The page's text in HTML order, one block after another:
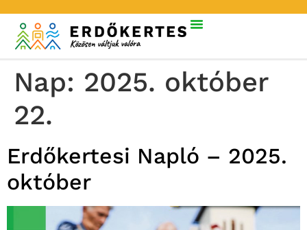
Nap: 2025. október
22.
Erdőkertesi Napló – 2025.
október